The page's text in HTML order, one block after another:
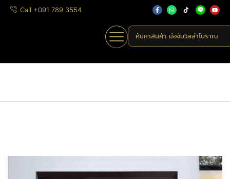
Call +091 789 3554
ค้นหาสินค้า มือจับวิลล่าโบราณ